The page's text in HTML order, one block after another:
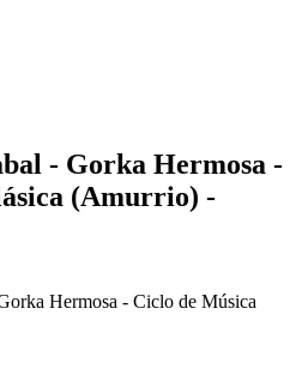
- Gorka Hermosa -
(Amurrio) -
Hermosa - Ciclo de Música